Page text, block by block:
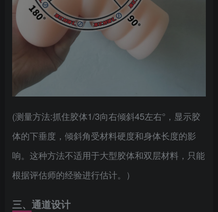
(测量方法:抓住胶体1/3向右倾斜45左右°，显示胶
体的下垂度，倾斜角受材料硬度和身体长度的影
响。这种方法不适用于大型胶体和双层材料，只能
根据评估师的经验进行估计。）
三、通道设计